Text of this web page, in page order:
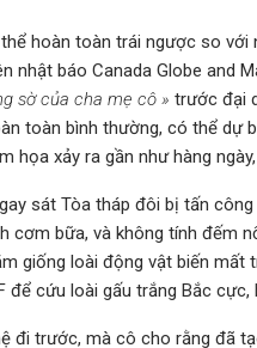
hoàn toàn trái ngược so với
nhật báo Canada Globe and
sờ của cha mẹ cô » trước đại
toàn bình thường, có thể dự
họa xảy ra gần như hàng
sát Tòa tháp đôi bị tấn
cơm bữa, và không tính đếm
giống loài động vật biến mất
để cứu loài gấu trắng Bắc
đi trước, mà cô cho rằng đã